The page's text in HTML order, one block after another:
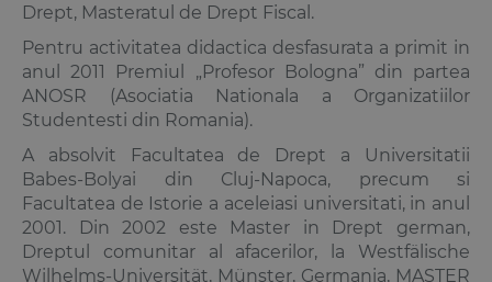
Drept, Masteratul de Drept Fiscal.
Pentru activitatea didactica desfasurata a primit in
anul 2011 Premiul „Profesor Bologna” din partea
ANOSR (Asociatia Nationala a Organizatiilor
Studentesti din Romania).
A absolvit Facultatea de Drept a Universitatii
Babes-Bolyai din Cluj-Napoca, precum si
Facultatea de Istorie a aceleiasi universitati, in anul
2001. Din 2002 este Master in Drept german,
Dreptul comunitar al afacerilor, la Westfälische
Wilhelms-Universität, Münster, Germania, MASTER